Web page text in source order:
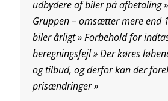
udbydere af biler på afbetaling
Gruppen – omsætter mere end
biler årligt » Forbehold for
beregningsfejl »Der køres
og tilbud, og derfor kan der
prisændringer »